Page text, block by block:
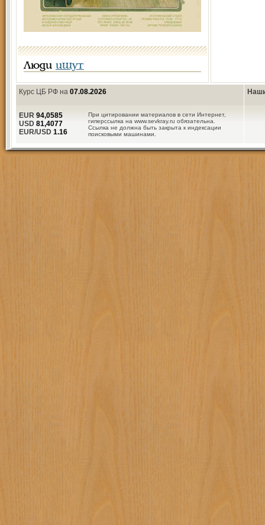
Люди ищут
Курс ЦБ РФ на 07.08.2026
При цитировании материалов в сети Интернет,
гиперссылка на www.sevkray.ru обязательна.
Ссылка не должна быть закрыта к индексации
поисковыми машинами.
EUR 94,0585
USD 81,4077
EUR/USD 1.16